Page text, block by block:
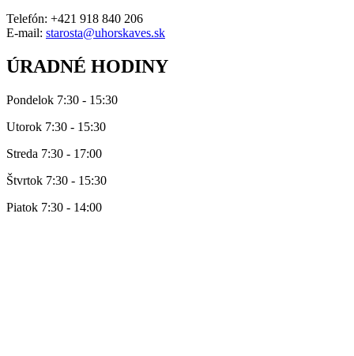
Telefón: +421 918 840 206
E-mail: starosta@uhorskaves.sk
ÚRADNÉ HODINY
Pondelok 7:30 - 15:30
Utorok 7:30 - 15:30
Streda 7:30 - 17:00
Štvrtok 7:30 - 15:30
Piatok 7:30 - 14:00